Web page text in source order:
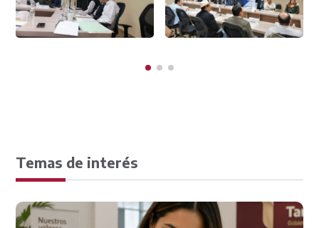
Temas de interés